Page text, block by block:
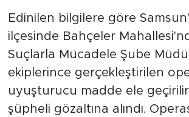
Edinilen bilgilere göre
ilçesinde Bahçeler
Suçlarla Mücadele Şube
ekiplerince gerçekleştirilen
uyuşturucu madde ele
şüpheli gözaltına alındı.